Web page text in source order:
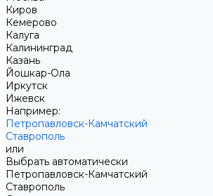
Киров
Кемерово
Калуга
Калининград
Казань
Йошкар-Ола
Иркутск
Ижевск
Например:
Петропавловск-Камчатский
Ставрополь
или
Выбрать автоматически
Петропавловск-Камчатский
Ставрополь